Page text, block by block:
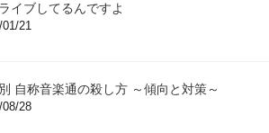
イブしてるんですよ
01/21
自称音楽通の殺し方 ～傾向と対策～
08/28